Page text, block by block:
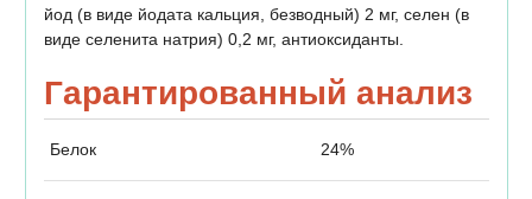
йод (в виде йодата кальция, безводный) 2 мг, селен (в
виде селенита натрия) 0,2 мг, антиоксиданты.
Гарантированный анализ
Белок 24%